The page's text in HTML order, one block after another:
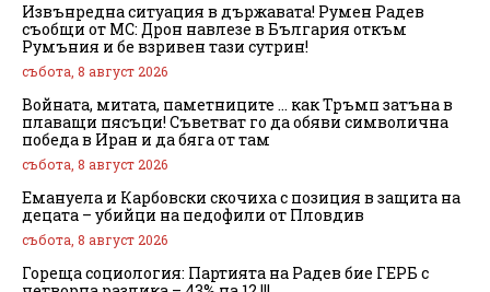
Извънредна ситуация в държавата! Румен Радев
съобщи от МС: Дрон навлезе в България откъм
Румъния и бе взривен тази сутрин!
събота, 8 август 2026
Войната, митата, паметниците … как Тръмп затъна в
плаващи пясъци! Съветват го да обяви символична
победа в Иран и да бяга от там
събота, 8 август 2026
Емануела и Карбовски скочиха с позиция в защита на
децата – убийци на педофили от Пловдив
събота, 8 август 2026
Гореща социология: Партията на Радев бие ГЕРБ с